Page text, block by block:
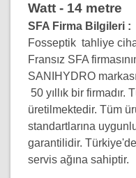
Watt - 14 metre
SFA Firma Bilgileri :
Fosseptik tahliye
Fransız SFA
SANIHYDRO
50 yıllık bir
üretilmektedir. Tüm
standartlarına
garantilidir.
servis ağına sahiptir.